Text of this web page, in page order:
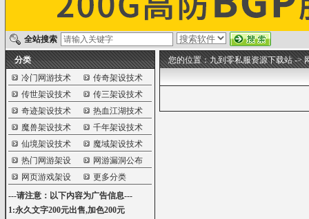
全站搜索
分类
冷门网游技术
传奇架设技术
传世架设技术
传三架设技术
奇迹架设技术
热血江湖技术
魔兽架设技术
千年架设技术
仙境架设技术
魔域架设技术
热门网游架设
网游漏洞公布
网页游戏架设
更多分类
---请注意：以下内容为广告信息---
1:永久文字200元出售,加色200元
您的位置：九到零私服资源下载站->